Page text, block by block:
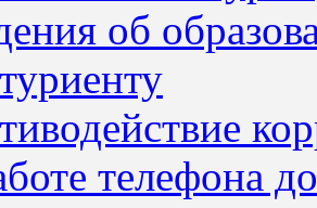
об
телефона